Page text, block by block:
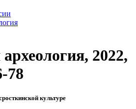
2022,
78
культуре